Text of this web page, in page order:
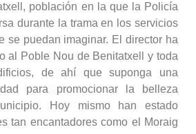
población en la que la Policía
durante la trama en los servicios
se puedan imaginar. El director ha
al Poble Nou de Benitatxell y toda
de ahí que suponga una
para promocionar la belleza
Hoy mismo han estado
tan encantadores como el Moraig